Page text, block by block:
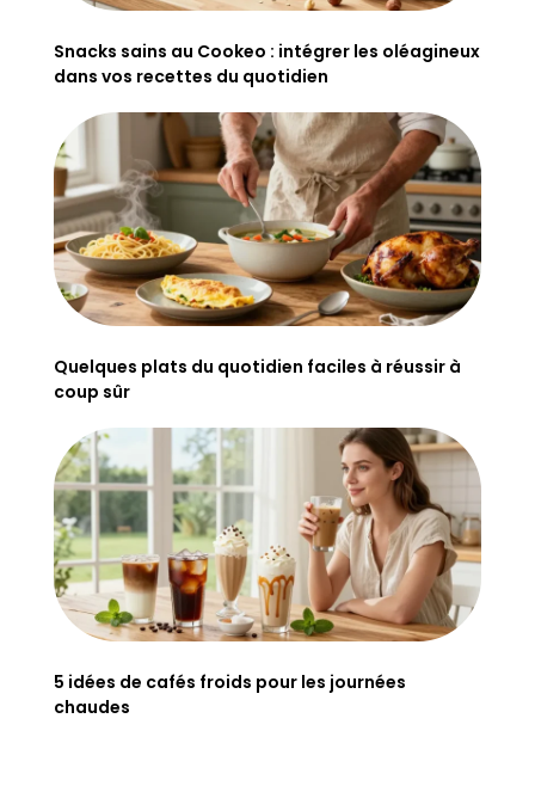
Snacks sains au Cookeo : intégrer les oléagineux
dans vos recettes du quotidien
Quelques plats du quotidien faciles à réussir à
coup sûr
5 idées de cafés froids pour les journées
chaudes